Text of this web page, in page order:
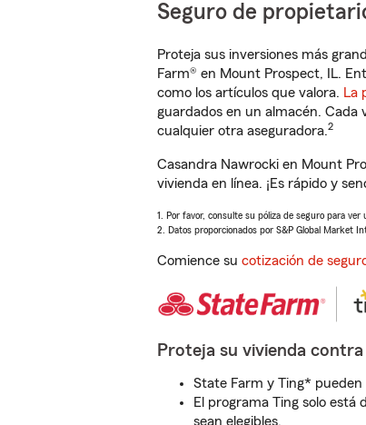
Seguro de
Proteja sus inversiones más
Farm® en Mount Prospect, IL.
como los artículos que valora. La
guardados en un almacén. Cada
cualquier otra aseguradora.2
Casandra Nawrocki en Mount
vivienda en línea. ¡Es rápido y
1. Por favor, consulte su póliza de seguro para
2. Datos proporcionados por S&P Global Market
Comience su cotización de
Proteja su vivienda
State Farm y Ting*
El programa Ting solo está
sean elegibles.